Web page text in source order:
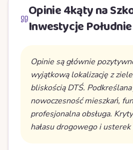
Opinie 4kąty na
Inwestycje Południe
Opinie są głównie
wyjątkową lokalizację z
bliskością DTŚ.
nowoczesność mieszkań,
profesjonalna obsługa.
hałasu drogowego i usterek